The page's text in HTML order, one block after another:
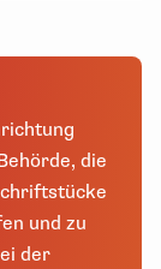
die
und zu
der